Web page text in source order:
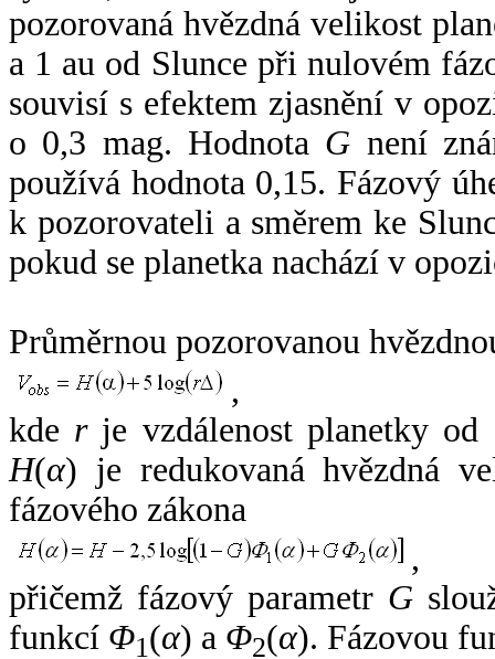
pozorovaná hvězdná velikost
a 1 au od Slunce při nulovém
souvisí s efektem zjasnění v
o 0,3 mag. Hodnota G není
používá hodnota 0,15. Fázový
k pozorovateli a směrem ke
pokud se planetka nachází v
Průměrnou pozorovanou
,
kde rje vzdálenost planetky od
H(α) je redukovaná hvězdná
fázového zákona
,
přičemž fázový parametr G
funkcí Φ1(α) a Φ2(α). Fázovou